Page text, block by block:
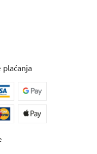
plaćanja